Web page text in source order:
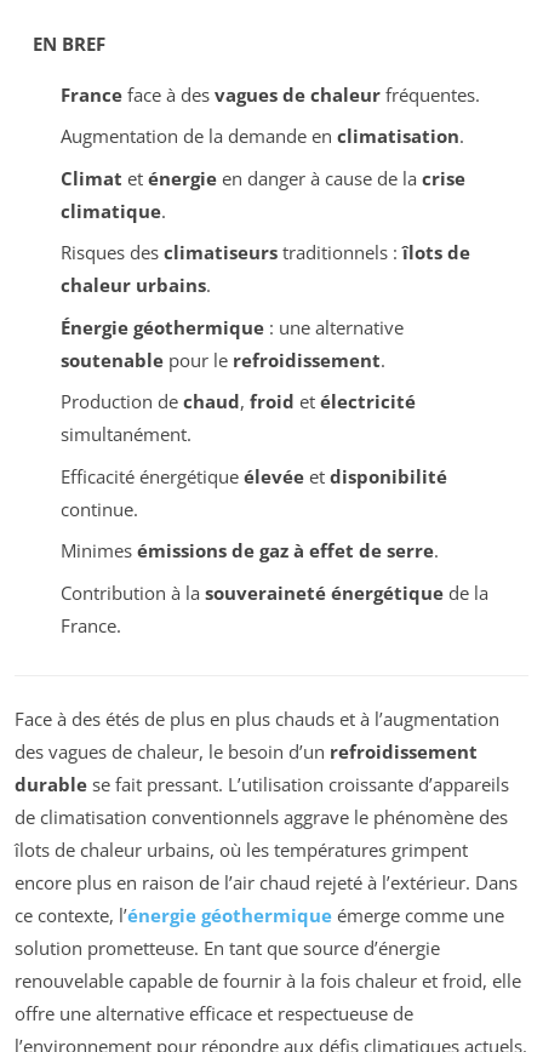
EN BREF
Franceface à des vagues de chaleurfréquentes.
Augmentation de la demande en climatisation.
Climat et énergieen danger à cause de la crise
climatique.
Risques des climatiseurstraditionnels :îlots de
chaleur urbains.
Énergie géothermique: une alternative
soutenablepour le refroidissement.
Production de chaud, froid et électricité
simultanément.
Efficacité énergétique élevéeet disponibilité
continue.
Minimes émissions de gaz à effet de serre.
Contribution à la souveraineté énergétiquede la
France.
Face à des étés de plus en plus chauds et à l’augmentation
des vagues de chaleur, le besoin d’un refroidissement
durable se fait pressant. L’utilisation croissante d’appareils
de climatisation conventionnels aggrave le phénomène des
îlots de chaleur urbains, où les températures grimpent
encore plus en raison de l’air chaud rejeté à l’extérieur. Dans
ce contexte, l’énergie géothermique émerge comme une
solution prometteuse. En tant que source d’énergie
renouvelable capable de fournir à la fois chaleur et froid, elle
offre une alternative efficace et respectueuse de
l’environnement pour répondre aux défis climatiques actuels.